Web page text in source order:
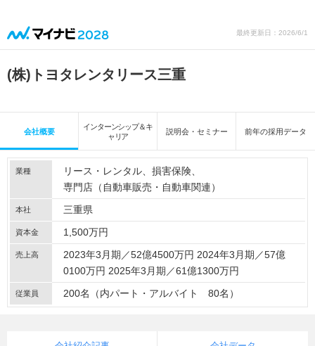
最終更新日：2026/6/1
(株)トヨタレンタリース三重
会社概要
インターンシップ＆キ
ャリア
説明会・セミナー 前年の採用データ
業種 リース・レンタル
損害保険
専門店（自動車販売・自動車関連）
本社 三重県
資本金 1,500万円
売上高
2023年3月期／52億4500万円 2024年3月期／57億
0100万円 2025年3月期／61億1300万円
従業員 200名（内パート・アルバイト 80名）